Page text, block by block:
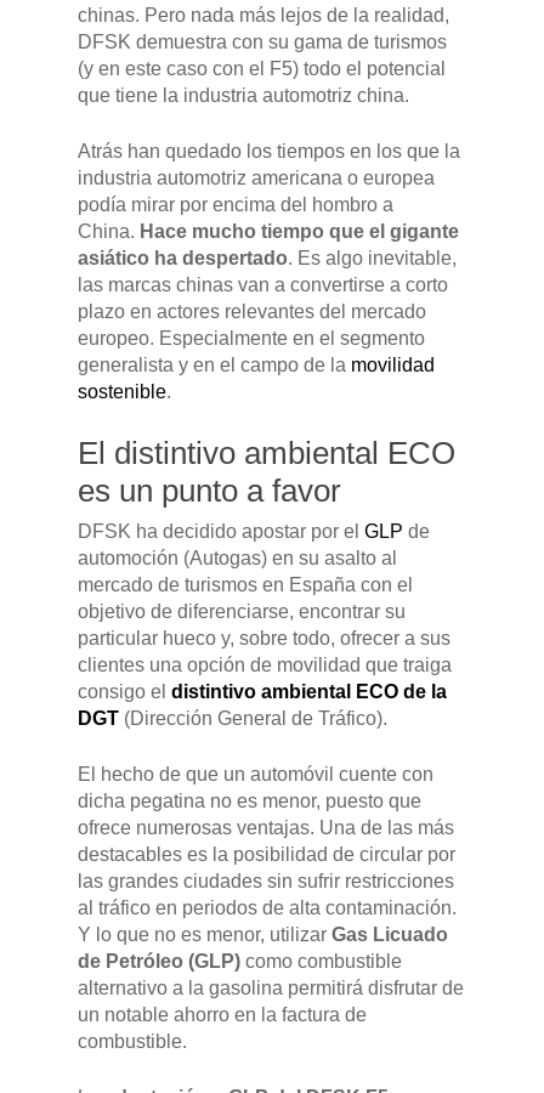
chinas. Pero nada más lejos de la realidad,
DFSK demuestra con su gama de turismos
(y en este caso con el F5) todo el potencial
que tiene la industria automotriz china.
Atrás han quedado los tiempos en los que la
industria automotriz americana o europea
podía mirar por encima del hombro a
China. Hace mucho tiempo que el gigante
asiático ha despertado. Es algo inevitable,
las marcas chinas van a convertirse a corto
plazo en actores relevantes del mercado
europeo. Especialmente en el segmento
generalista y en el campo de la movilidad
sostenible.
El distintivo ambiental ECO
es un punto a favor
DFSK ha decidido apostar por el GLP de
automoción (Autogas) en su asalto al
mercado de turismos en España con el
objetivo de diferenciarse, encontrar su
particular hueco y, sobre todo, ofrecer a sus
clientes una opción de movilidad que traiga
consigo el distintivo ambiental ECO de la
DGT (Dirección General de Tráfico).
El hecho de que un automóvil cuente con
dicha pegatina no es menor, puesto que
ofrece numerosas ventajas. Una de las más
destacables es la posibilidad de circular por
las grandes ciudades sin sufrir restricciones
al tráfico en periodos de alta contaminación.
Y lo que no es menor, utilizar Gas Licuado
de Petróleo (GLP) como combustible
alternativo a la gasolina permitirá disfrutar de
un notable ahorro en la factura de
combustible.